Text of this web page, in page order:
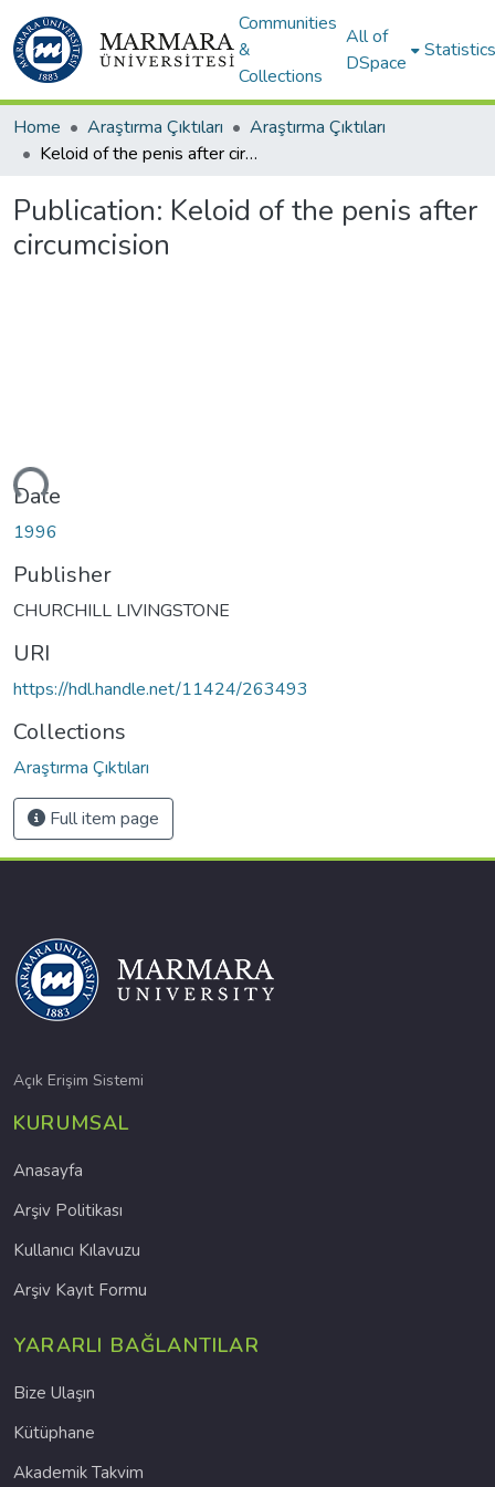
Communities
&
Collections
All of
DSpace
Statistics
Home Araştırma Çıktıları
Araştırma Çıktıları
Keloid of the penis after circumcision
Publication: Keloid of the penis after
circumcision
Date
1996
Publisher
CHURCHILL LIVINGSTONE
URI
https://hdl.handle.net/11424/263493
Collections
Araştırma Çıktıları
Full item page
Açık Erişim Sistemi
KURUMSAL
Anasayfa
Arşiv Politikası
Kullanıcı Kılavuzu
Arşiv Kayıt Formu
YARARLI BAĞLANTILAR
Bize Ulaşın
Kütüphane
Akademik Takvim